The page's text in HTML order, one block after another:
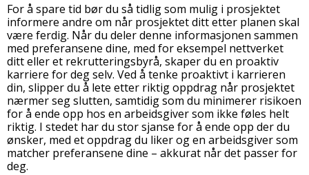
For å spare tid bør du så tidlig som mulig i prosjektet
informere andre om når prosjektet ditt etter planen skal
være ferdig. Når du deler denne informasjonen sammen
med preferansene dine, med for eksempel nettverket
ditt eller et rekrutteringsbyrå, skaper du en proaktiv
karriere for deg selv. Ved å tenke proaktivt i karrieren
din, slipper du å lete etter riktig oppdrag når prosjektet
nærmer seg slutten, samtidig som du minimerer risikoen
for å ende opp hos en arbeidsgiver som ikke føles helt
riktig. I stedet har du stor sjanse for å ende opp der du
ønsker, med et oppdrag du liker og en arbeidsgiver som
matcher preferansene dine – akkurat når det passer for
deg.